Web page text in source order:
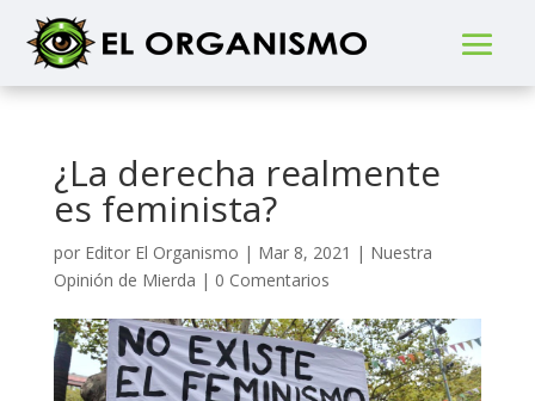
¿La derecha realmente
es feminista?
por Editor El Organismo | Mar 8, 2021 | Nuestra
Opinión de Mierda | 0 Comentarios